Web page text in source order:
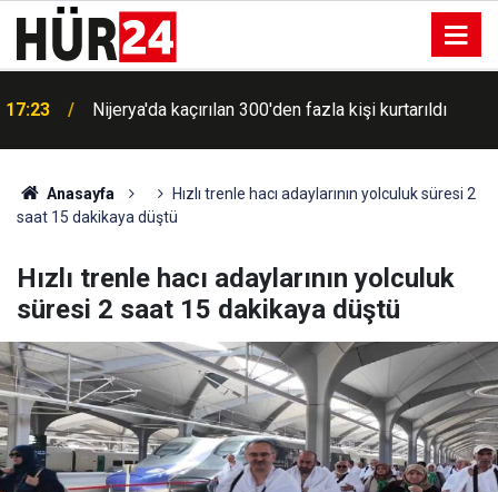
17:23 Nijerya'da kaçırılan 300'den fazla kişi kurtarıldı
Anasayfa
Hızlı trenle hacı adaylarının yolculuk süresi 2
saat 15 dakikaya düştü
Hızlı trenle hacı adaylarının yolculuk
süresi 2 saat 15 dakikaya düştü